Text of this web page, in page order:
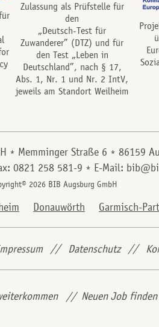
Zulassung als Prüfstelle für
den
„Deutsch-Test für
Zuwanderer” (DTZ) und für
den Test „Leben in
Deutschland”, nach § 17,
Abs. 1, Nr. 1 und Nr. 2 IntV,
jeweils am Standort Weilheim
Memminger Straße 6
86159
0821 258 581-9 E-Mail:
2026 BIB Augsburg GmbH
Donauwörth Garmisch-
Datenschutz
Neuen Job finden